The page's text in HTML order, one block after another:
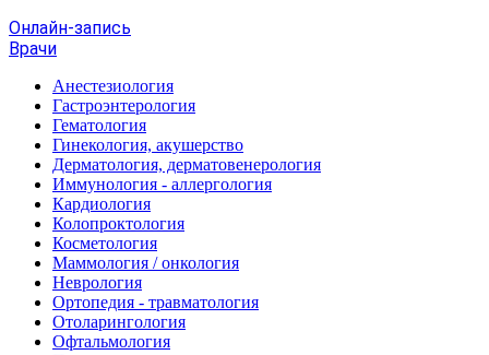
Онлайн-запись
Врачи
Анестезиология
Гастроэнтерология
Гематология
Гинекология, акушерство
Дерматология, дерматовенерология
Иммунология - аллергология
Кардиология
Колопроктология
Косметология
Маммология / онкология
Неврология
Ортопедия - травматология
Отоларингология
Офтальмология